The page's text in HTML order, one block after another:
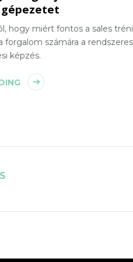
hogy miért fontos a sales
forgalom számára a
képzés.